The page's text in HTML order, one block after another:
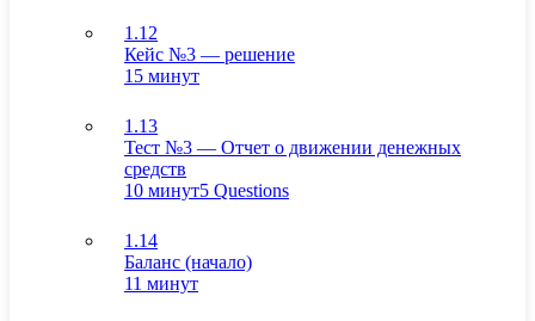
1.12
Кейс №3 — решение
15 минут
1.13
Тест №3 — Отчет о движении денежных
средств
10 минут5 Questions
1.14
Баланс (начало)
11 минут